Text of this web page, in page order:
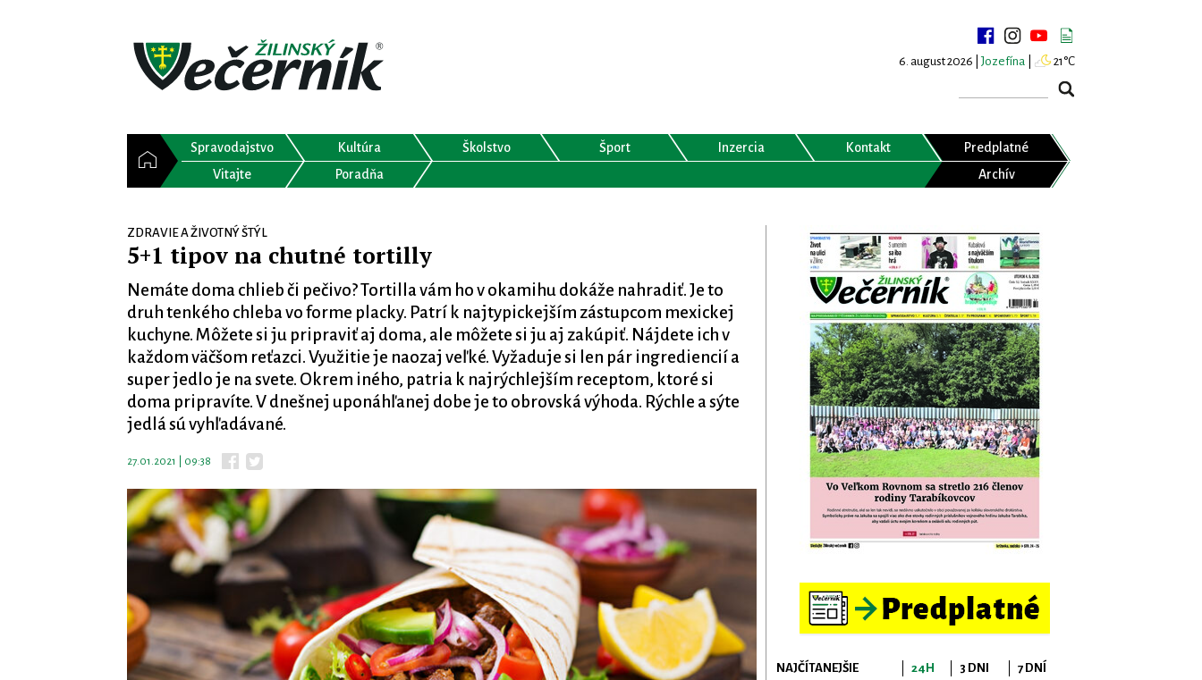
6. august 2026 | Jozefína 21°C
Spravodajstvo Kultúra Školstvo Šport Inzercia Kontakt
Predplatné
Vitajte
Poradňa Archív
ZDRAVIE A ŽIVOTNÝ ŠTÝL
5+1 tipov na chutné tortilly
Nemáte doma chlieb či pečivo? Tortilla vám ho v okamihu dokáže nahradiť. Je to
druh tenkého chleba vo forme placky. Patrí k najtypickejším zástupcom mexickej
kuchyne. Môžete si ju pripraviť aj doma, ale môžete si ju aj zakúpiť. Nájdete ich v
každom väčšom reťazci. Využitie je naozaj veľké. Vyžaduje si len pár ingrediencií a
super jedlo je na svete. Okrem iného, patria k najrýchlejším receptom, ktoré si
doma pripravíte. V dnešnej uponáhľanej dobe je to obrovská výhoda. Rýchle a sýte
jedlá sú vyhľadávané.
27.01.2021 | 09:38
NAJČÍTANEJŠIE 24H 3 DNI
7 DNÍ